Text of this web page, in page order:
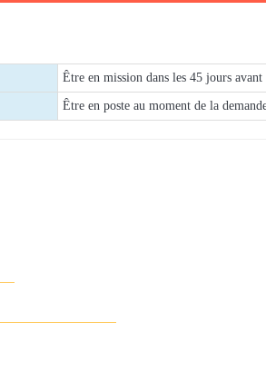
Être en mission dans les 45 jours avant
Être en poste au moment de la